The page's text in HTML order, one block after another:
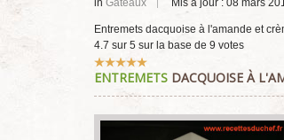
in Gâteaux Mis à jour : 08 mars
Entremets dacquoise à l'amande et
4.7 sur 5 sur la base de 9 votes
Vote
utilisateur:5/5
ENTREMETS DACQUOISE À